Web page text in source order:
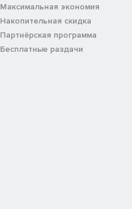
Максимальная экономия
Накопительная скидка
Партнёрская программа
Бесплатные раздачи